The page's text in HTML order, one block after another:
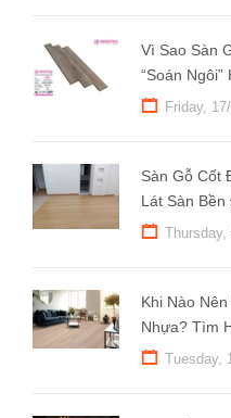
Vì Sao Sàn
“Soán
Friday,
Sàn Gỗ Cốt
Lát Sàn
Thursday,
Khi Nào
Nhựa? Tìm
Tuesday,